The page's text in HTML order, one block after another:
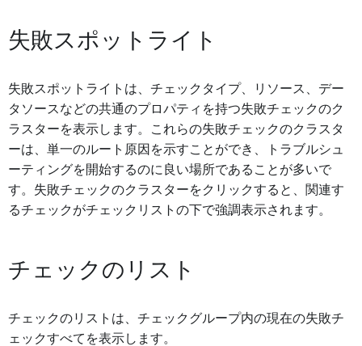
失敗スポットライト
失敗スポットライトは、チェックタイプ、リソース、デー
タソースなどの共通のプロパティを持つ失敗チェックのク
ラスターを表示します。これらの失敗チェックのクラスタ
ーは、単一のルート原因を示すことができ、トラブルシュ
ーティングを開始するのに良い場所であることが多いで
す。失敗チェックのクラスターをクリックすると、関連す
るチェックがチェックリストの下で強調表示されます。
チェックのリスト
チェックのリストは、チェックグループ内の現在の失敗チ
ェックすべてを表示します。